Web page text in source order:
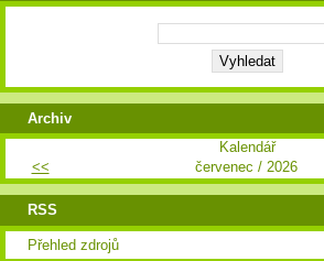
Archiv
Kalendář
<<
červenec / 2026
RSS
Přehled zdrojů